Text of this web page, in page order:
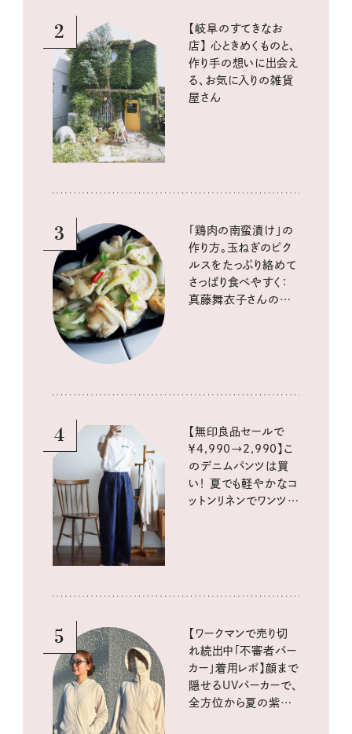
2
【岐阜のすてきなお
店】 心ときめくものと、
作り手の想いに出会え
る、お気に入りの雑貨
屋さん
3
「鶏肉の南蛮漬け」の
作り方。玉ねぎのピク
ルスをたっぷり絡めて
さっぱり食べやすく：
真藤舞衣子さんの発
4
【無印良品セールで
￥4,990→2,990】こ
のデニムパンツは買
い！ 夏でも軽やかなコ
ットンリネンでワンツー
5
【ワークマンで売り切
れ続出中「不審者パー
カー」着用レポ】顔まで
隠せるUVパーカーで、
全方位から夏の紫外